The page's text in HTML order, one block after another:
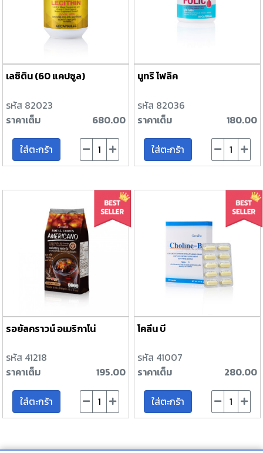
เลซิติน (60 แคปซูล)
รหัส 82023
ราคาเต็ม
680.00
ใส่ตะกร้า
นูทริ โฟลิค
รหัส 82036
ราคาเต็ม
180.00
ใส่ตะกร้า
รอยัลคราวน์ อเมริกาโน่
รหัส 41218
ราคาเต็ม
195.00
ใส่ตะกร้า
โคลีน บี
รหัส 41007
ราคาเต็ม
280.00
ใส่ตะกร้า